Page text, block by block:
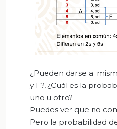
¿Pueden darse al
y F?, ¿Cuál es la
uno u otro?
Puedes ver que no
Pero la probabilidad